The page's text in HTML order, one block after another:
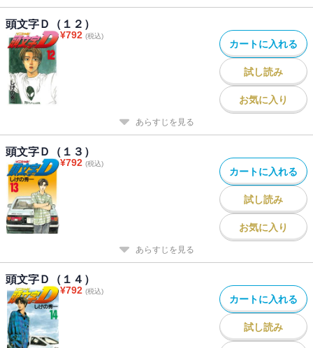
頭文字Ｄ（１２）
¥792 (税込)
カートに入れる
試し読み
お気に入り
あらすじを見る
頭文字Ｄ（１３）
¥792 (税込)
カートに入れる
試し読み
お気に入り
あらすじを見る
頭文字Ｄ（１４）
¥792 (税込)
カートに入れる
試し読み